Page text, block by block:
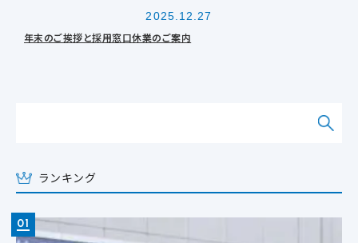
2025.12.27
年末のご挨拶と採用窓口休業のご案内
ランキング
01